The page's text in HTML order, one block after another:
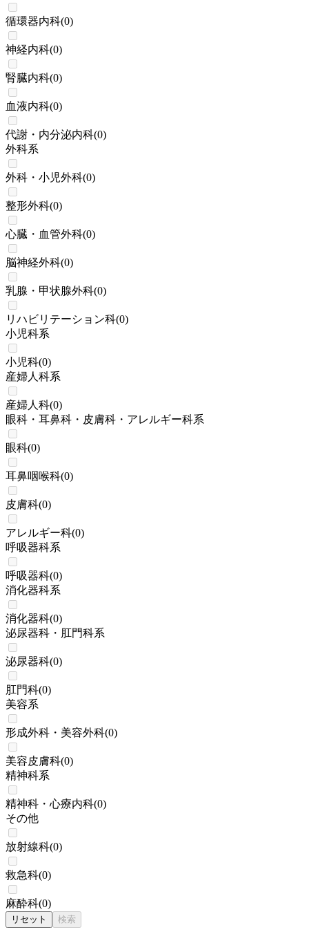
循環器内科(0)
神経内科(0)
腎臓内科(0)
血液内科(0)
代謝・内分泌内科(0)
外科系
外科・小児外科(0)
整形外科(0)
心臓・血管外科(0)
脳神経外科(0)
乳腺・甲状腺外科(0)
リハビリテーション科(0)
小児科系
小児科(0)
産婦人科系
産婦人科(0)
眼科・耳鼻科・皮膚科・アレルギー科系
眼科(0)
耳鼻咽喉科(0)
皮膚科(0)
アレルギー科(0)
呼吸器科系
呼吸器科(0)
消化器科系
消化器科(0)
泌尿器科・肛門科系
泌尿器科(0)
肛門科(0)
美容系
形成外科・美容外科(0)
美容皮膚科(0)
精神科系
精神科・心療内科(0)
その他
放射線科(0)
救急科(0)
麻酔科(0)
リセット 検索